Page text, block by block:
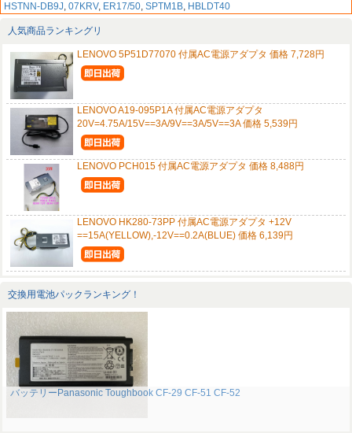
HSTNN-DB9J, 07KRV, ER17/50, SPTM1B, HBLDT40
人気商品ランキングリ
LENOVO 5P51D77070 付属AC電源アダプタ 価格 7,728円
LENOVO A19-095P1A 付属AC電源アダプタ
20V=4.75A/15V==3A/9V==3A/5V==3A 価格 5,539円
LENOVO PCH015 付属AC電源アダプタ 価格 8,488円
LENOVO HK280-73PP 付属AC電源アダプタ +12V
==15A(YELLOW),-12V==0.2A(BLUE) 価格 6,139円
交換用電池パックランキング！
バッテリーPanasonic Toughbook CF-29 CF-51 CF-52